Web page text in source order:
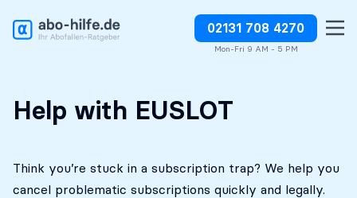
02131 708 4270
Mon-Fri 9 AM - 5 PM
Free initial
No costs without your
Stop charges or request
refunds
Help with EUSLOT
Think you’re stuck in a subscription trap? We help you
cancel problematic subscriptions quickly and legally.